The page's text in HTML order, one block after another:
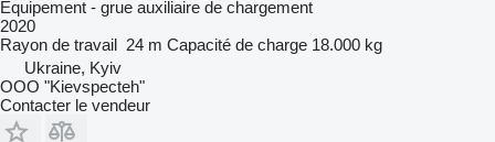
Équipement - grue auxiliaire de chargement
2020
Rayon de travail 24 m Capacité de charge 18.000 kg
Ukraine, Kyiv
OOO "Kievspecteh"
Contacter le vendeur